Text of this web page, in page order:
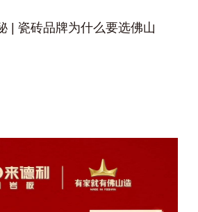
| 瓷砖品牌为什么要选佛山